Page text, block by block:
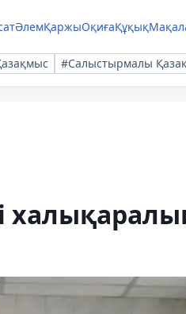
ӘлемҚаржыОқиғаҚұқық
#Салыстырмалы